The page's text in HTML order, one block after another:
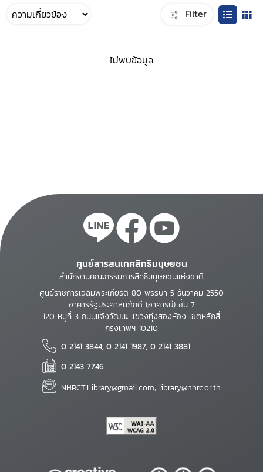
Filter
ไม่พบข้อมูล
ศูนย์สารสนเทศสิทธิมนุษยชน
สำนักงานคณะกรรมการสิทธิมนุษยชนแห่งชาติ
ศูนย์ราชการเฉลิมพระเกียรติ 80 พรรษา 5 ธันวาคม 2550
อาคารรัฐประศาสนภักดี (อาคารบี) ชั้น 7
120 หมู่ที่ 3 ถนนแจ้งวัฒนะ แขวงทุ่งสองห้อง เขตหลักสี่
กรุงเทพฯ 10210
0 2141 3844, 0 2141 1987, 0 2141 3881
0 2143 7746
NHRCT.Library@gmail.com; library@nhrc.or.th